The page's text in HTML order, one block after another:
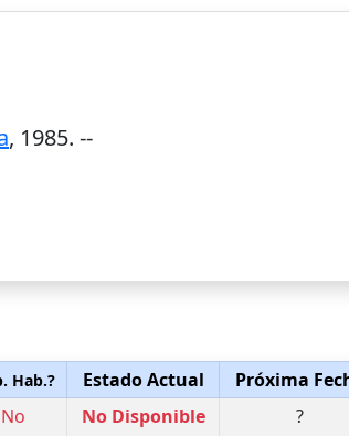
, 1985. --
Hab.? Estado Actual
Próxima
No No Disponible
?